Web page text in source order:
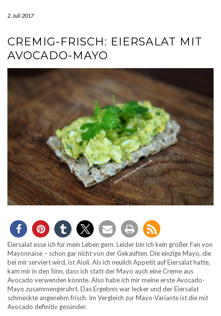
2. Juli 2017
CREMIG-FRISCH: EIERSALAT MIT
AVOCADO-MAYO
Eiersalat esse ich für mein Leben gern. Leider bin ich kein großer Fan von
Mayonnaise – schon gar nicht von der Gekauften. Die einzige Mayo, die
bei mir serviert wird, ist Aioli. Als ich neulich Appetit auf Eiersalat hatte,
kam mir in den Sinn, dass ich statt der Mayo auch eine Creme aus
Avocado verwenden könnte. Also habe ich mir meine erste Avocado-
Mayo zusammengerührt. Das Ergebnis war lecker und der Eiersalat
schmeckte angenehm frisch. Im Vergleich zur Mayo-Variante ist die mit
Avocado definitiv gesünder.